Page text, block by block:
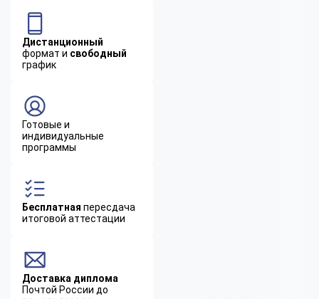
Дистанционный
формат и свободный
график
Готовые и
индивидуальные
программы
Бесплатная пересдача
итоговой аттестации
Доставка диплома
Почтой России до